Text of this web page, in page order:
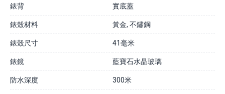
錶背 實底蓋
錶殼材料 黃金, 不鏽鋼
錶殼尺寸 41毫米
錶鏡 藍寶石水晶玻璃
防水深度 300米